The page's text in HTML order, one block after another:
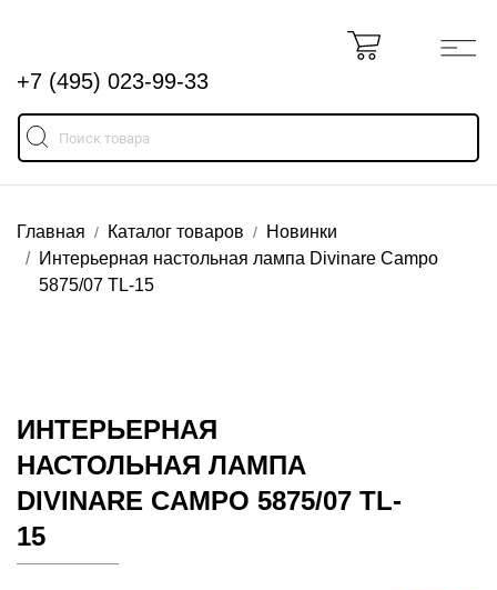
+7 (495) 023-99-33
Главная Каталог товаров
Новинки
Интерьерная настольная лампа Divinare Campo
5875/07 TL-15
ИНТЕРЬЕРНАЯ
НАСТОЛЬНАЯ ЛАМПА
DIVINARE CAMPO 5875/07 TL-
15